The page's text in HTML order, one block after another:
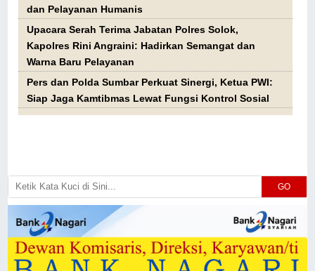
dan Pelayanan Humanis
Upacara Serah Terima Jabatan Polres Solok,
Kapolres Rini Angraini: Hadirkan Semangat dan
Warna Baru Pelayanan
Pers dan Polda Sumbar Perkuat Sinergi, Ketua PWI:
Siap Jaga Kamtibmas Lewat Fungsi Kontrol Sosial
GO